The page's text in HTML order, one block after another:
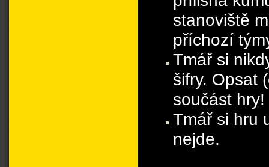
stanoviště
příchozí
Tmář si
šifry. Opsat
součást hry!
Tmář si hru
nejde.